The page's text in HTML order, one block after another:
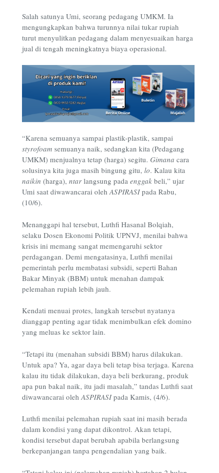
Salah satunya Umi, seorang pedagang UMKM. Ia
mengungkapkan bahwa turunnya nilai tukar rupiah
turut menyulitkan pedagang dalam menyesuaikan harga
jual di tengah meningkatnya biaya operasional.
“Karena semuanya sampai plastik-plastik, sampai
styrofoam semuanya naik, sedangkan kita (Pedagang
UMKM) menjualnya tetap (harga) segitu. Gimana cara
solusinya kita juga masih bingung gitu, lo. Kalau kita
naikin (harga), ntar langsung pada enggak beli,” ujar
Umi saat diwawancarai olehASPIRASIpada Rabu,
(10/6).
Menanggapi hal tersebut, Luthfi Hasanal Bolqiah,
selaku Dosen Ekonomi Politik UPNVJ, menilai bahwa
krisis ini memang sangat memengaruhi sektor
perdagangan. Demi mengatasinya, Luthfi menilai
pemerintah perlu membatasi subsidi, seperti Bahan
Bakar Minyak (BBM) untuk menahan dampak
pelemahan rupiah lebih jauh.
Kendati menuai protes, langkah tersebut nyatanya
dianggap penting agar tidak menimbulkan efek domino
yang meluas ke sektor lain.
“Tetapi itu (menahan subsidi BBM) harus dilakukan.
Untuk apa? Ya, agar daya beli tetap bisa terjaga. Karena
kalau itu tidak dilakukan, daya beli berkurang, produk
apa pun bakal naik, itu jadi masalah,” tandas Luthfi saat
diwawancarai oleh ASPIRASIpada Kamis, (4/6).
Luthfi menilai pelemahan rupiah saat ini masih berada
dalam kondisi yang dapat dikontrol. Akan tetapi,
kondisi tersebut dapat berubah apabila berlangsung
berkepanjangan tanpa pengendalian yang baik.